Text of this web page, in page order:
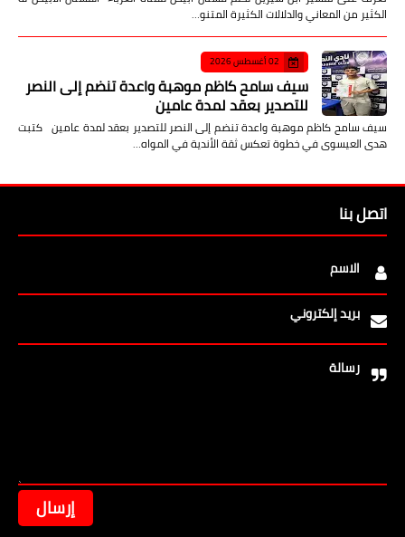
الكثير من المعاني والدلالات الكثيرة المتنو…
02 أغسطس 2026
سيف سامح كاظم موهبة واعدة تنضم إلى النصر
للتصدير بعقد لمدة عامين
سيف سامح كاظم موهبة واعدة تنضم إلى النصر للتصدير بعقد لمدة عامين كتبت
هدى العيسوى في خطوة تعكس ثقة الأندية في المواه…
اتصل بنا
الاسم
بريد إلكتروني
رسالة